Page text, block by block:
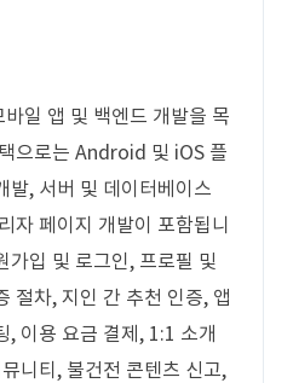
일 앱 및 백엔드 개발을 목
으로는 Android 및 iOS 플
발, 서버 및 데이터베이스
자 페이지 개발이 포함됩니
가입 및 로그인, 프로필 및
절차, 지인 간 추천 인증, 앱
, 이용 요금 결제, 1:1 소개
니티, 불건전 콘텐츠 신고,